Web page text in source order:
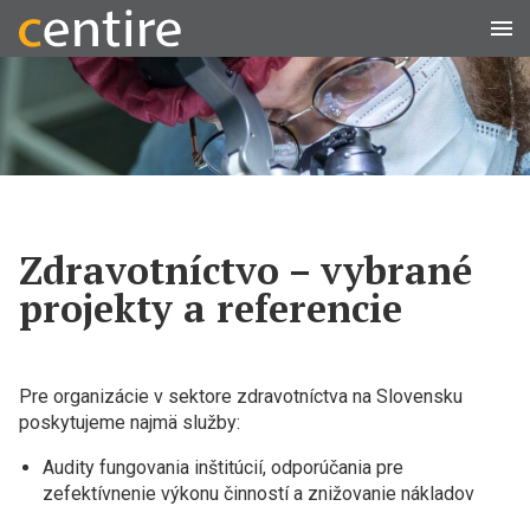
Zdravotníctvo – vybrané
projekty a referencie
Pre organizácie v sektore zdravotníctva na Slovensku
poskytujeme najmä služby:
Audity fungovania inštitúcií, odporúčania pre
zefektívnenie výkonu činností a znižovanie nákladov